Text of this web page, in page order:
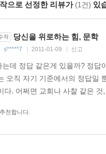
고등학생 연우다. 힙합을 즐
힙합 노래를 듣고 제가 경직
지를 느꼈습니다. 소설은 굉장
기본적으로 사회에 대한 불
설이 어떤 모습으로 태어날지
으로 선정한 리뷰가 (1건) 있
작 당신을 위로하는 힘, 문학
s*****7 2011-01-09 신고
는데 정답 같은게 있을까? 정답
오직 자기 기준에서의 정답일
다. 어쩌면 교회나 사찰 같은
천합니다.